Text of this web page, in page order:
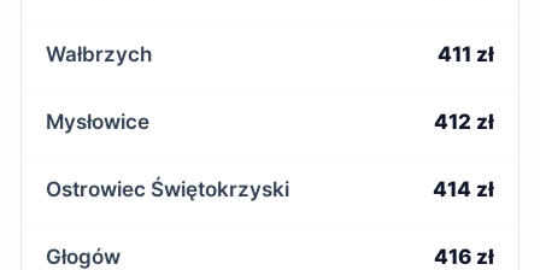
Wałbrzych 411 zł
Mysłowice 412 zł
Ostrowiec Świętokrzyski 414 zł
Głogów 416 zł